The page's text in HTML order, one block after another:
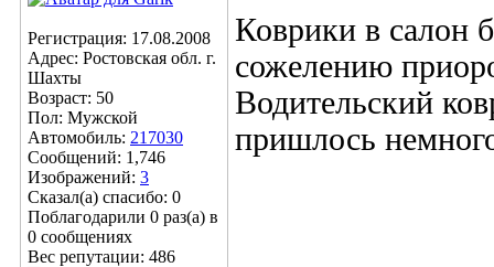
Регистрация: 17.08.2008
Адрес: Ростовская обл. г.
Шахты
Возраст: 50
Пол: Мужской
Автомобиль: 217030
Сообщений: 1,746
Изображений: 3
Сказал(а) спасибо: 0
Поблагодарили 0 раз(а) в
0 сообщениях
Вес репутации: 486
Коврики в салон
сожелению
Водительский
пришлось